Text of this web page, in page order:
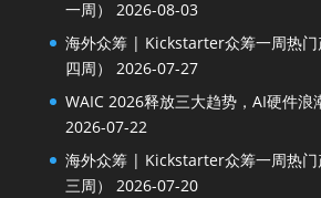
一周）
2026-08-03
海外众筹 | Kickstarter众筹一周热门
四周）
2026-07-27
WAIC 2026释放三大趋势，AI硬件浪
2026-07-22
海外众筹 | Kickstarter众筹一周热门
三周）
2026-07-20